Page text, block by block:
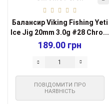
Балансир Viking Fishing Yeti
Ice Jig 20mm 3.0g #28 Chro...
189.00 грн
ПОВІДОМИТИ ПРО
НАЯВНІСТЬ